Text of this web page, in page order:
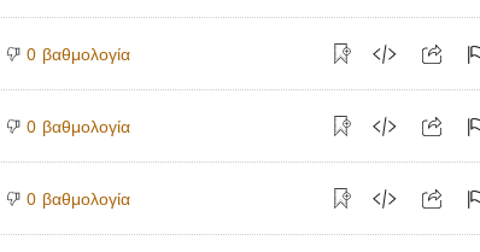
0 βαθμολογία
0 βαθμολογία
0 βαθμολογία